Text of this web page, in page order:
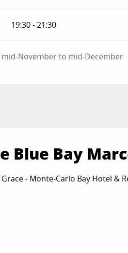
19:30 - 21:30
November to mid-December
Blue Bay
- Monte-Carlo Bay Hotel &